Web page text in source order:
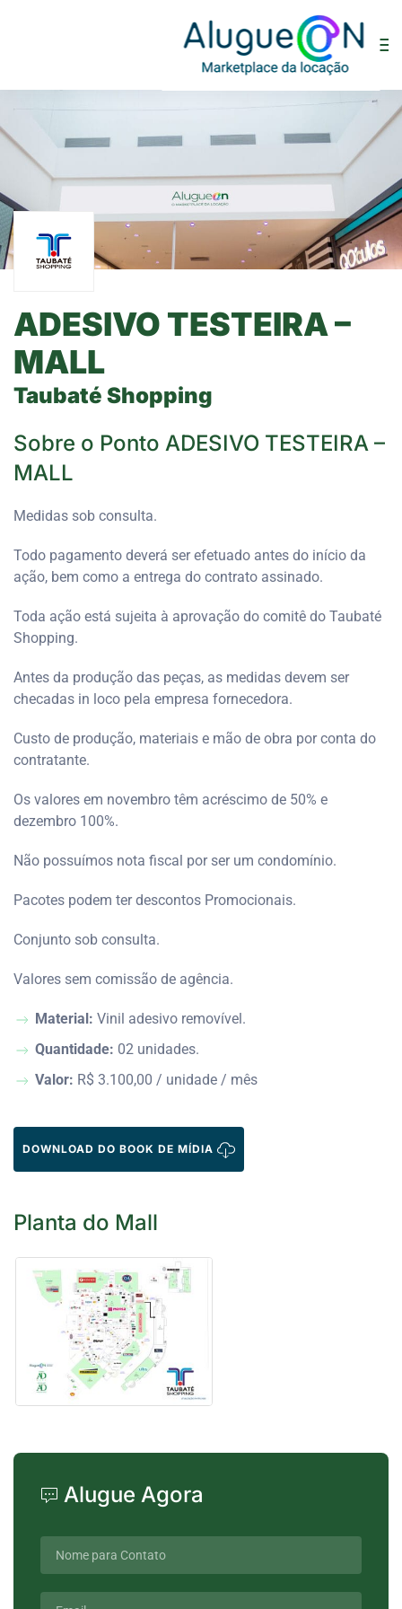
ADESIVO TESTEIRA –
MALL
Taubaté Shopping
Sobre o Ponto ADESIVO TESTEIRA –
MALL
Medidas sob consulta.
Todo pagamento deverá ser efetuado antes do início da
ação, bem como a entrega do contrato assinado.
Toda ação está sujeita à aprovação do comitê do Taubaté
Shopping.
Antes da produção das peças, as medidas devem ser
checadas in loco pela empresa fornecedora.
Custo de produção, materiais e mão de obra por conta do
contratante.
Os valores em novembro têm acréscimo de 50% e
dezembro 100%.
Não possuímos nota fiscal por ser um condomínio.
Pacotes podem ter descontos Promocionais.
Conjunto sob consulta.
Valores sem comissão de agência.
Material: Vinil adesivo removível.
Quantidade: 02 unidades.
Valor: R$ 3.100,00 / unidade / mês
DOWNLOAD DO BOOK DE MÍDIA
Planta do Mall
Alugue Agora